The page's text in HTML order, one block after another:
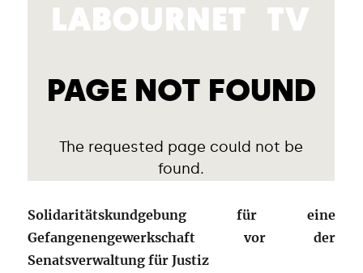
Solidaritätskundgebung für eine
Gefangenengewerkschaft vor der
Senatsverwaltung für Justiz